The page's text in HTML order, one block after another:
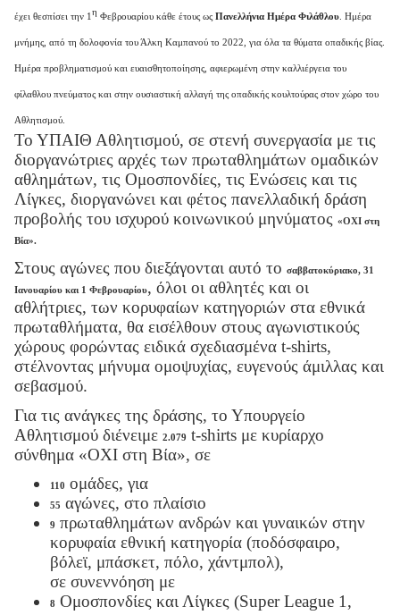
έχει θεσπίσει την 1η Φεβρουαρίου κάθε έτους ωςΠανελλήνια Ημέρα Φιλάθλου . Ημέρα
μνήμης, από τη δολοφονία του Άλκη Καμπανού το 2022, για όλα τα θύματα οπαδικής βίας.
Ημέρα προβληματισμού και ευαισθητοποίησης, αφιερωμένη στην καλλιέργεια του
φίλαθλου πνεύματος και στην ουσιαστική αλλαγή της οπαδικής κουλτούρας στον χώρο του
Αθλητισμού.
Το ΥΠΑΙΘ Αθλητισμού, σε στενή συνεργασία με τις
διοργανώτριες αρχές των πρωταθλημάτων ομαδικών
αθλημάτων, τις Ομοσπονδίες, τις Ενώσεις και τις
Λίγκες, διοργανώνει και φέτος πανελλαδική δράση
προβολής του ισχυρού κοινωνικού μηνύματος«ΟΧΙ στη
Βία».
Στους αγώνες που διεξάγονται αυτό τοσαββατοκύριακο, 31
Ιανουαρίου και 1 Φεβρουαρίου, όλοι οι αθλητές και οι
αθλήτριες, των κορυφαίων κατηγοριών στα εθνικά
πρωταθλήματα, θα εισέλθουν στους αγωνιστικούς
χώρους φορώντας ειδικά σχεδιασμένα t-shirts,
στέλνοντας μήνυμα ομοψυχίας, ευγενούς άμιλλας και
σεβασμού.
Για τις ανάγκες της δράσης, το Υπουργείο
Αθλητισμού διένειμε2.079 t-shirts με κυρίαρχο
σύνθημα «ΟΧΙ στη Βία», σε
110 ομάδες, για
55 αγώνες, στο πλαίσιο
9 πρωταθλημάτων ανδρών και γυναικών στην
κορυφαία εθνική κατηγορία (ποδόσφαιρο,
βόλεϊ, μπάσκετ, πόλο, χάντμπολ),
σε συνεννόηση με
8 Ομοσπονδίες και Λίγκες (Super League 1,